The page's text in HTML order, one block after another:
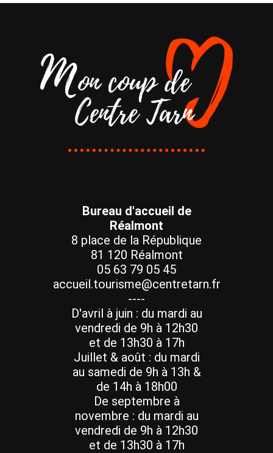
Bureau d'accueil de
Réalmont
8 place de la République
81 120 Réalmont
05 63 79 05 45
accueil.tourisme@centretarn.fr
----
D'avril à juin : du mardi au
vendredi de 9h à 12h30
et de 13h30 à 17h
Juillet & août : du mardi
au samedi de 9h à 13h &
de 14h à 18h00
De septembre à
novembre : du mardi au
vendredi de 9h à 12h30
et de 13h30 à 17h